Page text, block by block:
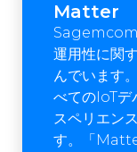
Matter
Sagemcom
運用性に関
んでいます
べてのIoTデ
スペリエン
す。「